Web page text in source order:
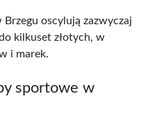
oscylują zazwyczaj
kilkuset złotych, w
i marek.
sportowe w